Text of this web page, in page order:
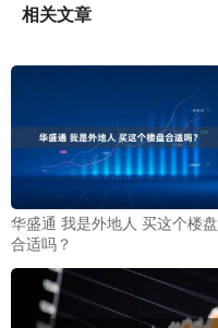
相关文章
华盛通 我是外地人 买这个楼盘
合适吗？